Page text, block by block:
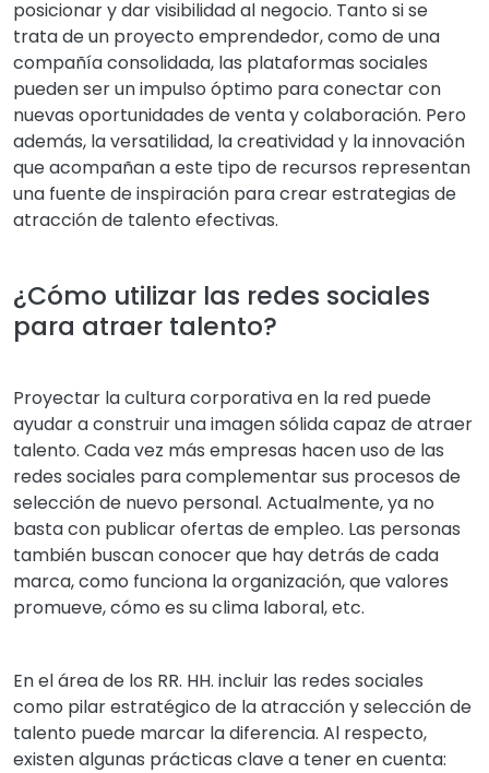
posicionar y dar visibilidad al negocio. Tanto si se
trata de un proyecto emprendedor, como de una
compañía consolidada, las plataformas sociales
pueden ser un impulso óptimo para conectar con
nuevas oportunidades de venta y colaboración. Pero
además, la versatilidad, la creatividad y la innovación
que acompañan a este tipo de recursos representan
una fuente de inspiración para crear estrategias de
atracción de talento efectivas.
¿Cómo utilizar las redes sociales
para atraer talento?
Proyectar la cultura corporativa en la red puede
ayudar a construir una imagen sólida capaz de atraer
talento. Cada vez más empresas hacen uso de las
redes sociales para complementar sus procesos de
selección de nuevo personal. Actualmente, ya no
basta con publicar ofertas de empleo. Las personas
también buscan conocer que hay detrás de cada
marca, como funciona la organización, que valores
promueve, cómo es su clima laboral, etc.
En el área de los RR. HH. incluir las redes sociales
como pilar estratégico de la atracción y selección de
talento puede marcar la diferencia. Al respecto,
existen algunas prácticas clave a tener en cuenta: